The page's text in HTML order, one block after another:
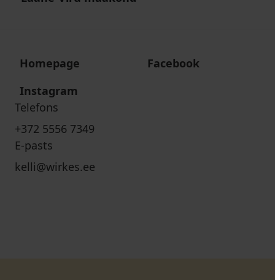
Homepage
Facebook
Instagram
Telefons
+372 5556 7349
E-pasts
kelli@wirkes.ee